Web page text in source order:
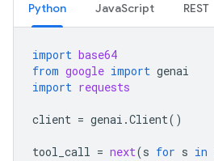
Python JavaScript REST
import base64
from google import genai
import requests
client = genai .Client()
tool_call = next(s for s in